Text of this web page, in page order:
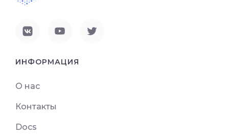
ИНФОРМАЦИЯ
О нас
Контакты
Docs